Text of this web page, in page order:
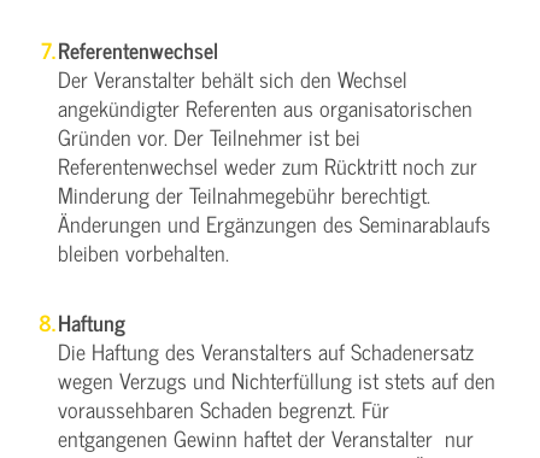
Referentenwechsel
Der Veranstalter behält sich den Wechsel
angekündigter Referenten aus organisatorischen
Gründen vor. Der Teilnehmer ist bei
Referentenwechsel weder zum Rücktritt noch zur
Minderung der Teilnahmegebühr berechtigt.
Änderungen und Ergänzungen des Seminarablaufs
bleiben vorbehalten.
Haftung
Die Haftung des Veranstalters auf Schadenersatz
wegen Verzugs und Nichterfüllung ist stets auf den
voraussehbaren Schaden begrenzt. Für
entgangenen Gewinn haftet der Veranstalter nur